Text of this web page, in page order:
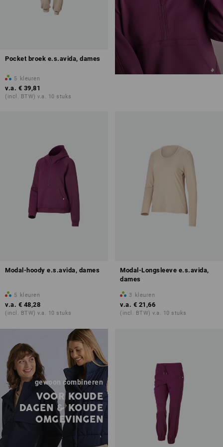
Pocket broek e.s.avida, dames
5 kleuren
v.a. € 39,81
(incl. BTW) v.a. 10 stuks
Modal-hoody e.s.avida, dames
5 kleuren
v.a. € 48,28
(incl. BTW) v.a. 10 stuks
Modal-Longsleeve e.s.avida,
dames
3 kleuren
v.a. € 21,66
(incl. BTW) v.a. 10 stuks
gewoon combineren
VOOR KOUDE
DAGEN & KOUDE
OMGEVINGEN